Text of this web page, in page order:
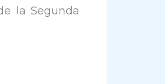
la Segunda